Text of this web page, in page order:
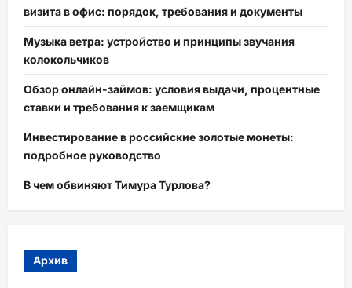
визита в офис: порядок, требования и документы
Музыка ветра: устройство и принципы звучания
колокольчиков
Обзор онлайн-займов: условия выдачи, процентные
ставки и требования к заемщикам
Инвестирование в российские золотые монеты:
подробное руководство
В чем обвиняют Тимура Турлова?
Архив